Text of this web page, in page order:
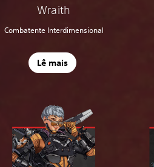
Wraith
Combatente Interdimensional
Lê mais